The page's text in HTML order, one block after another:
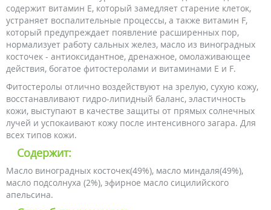
содержит витамин Е, который замедляет старение клеток,
устраняет воспалительные процессы, а также витамин F,
который предупреждает появление расширенных пор,
нормализует работу сальных желез, масло из виноградных
косточек - антиоксидантное, дренажное, омолаживающее
действия, богатое фитостеролами и витаминами Е и F.
Фитостеролы отлично воздействуют на зрелую, сухую кожу,
восстанавливают гидро-липидный баланс, эластичность
кожи, выступают в качестве защиты от прямых солнечных
лучей и успокаивают кожу после интенсивного загара. Для
всех типов кожи.
Содержит:
Масло виноградных косточек(49%), масло миндаля(49%),
масло подсолнуха (2%), эфирное масло сицилийского
апельсина.